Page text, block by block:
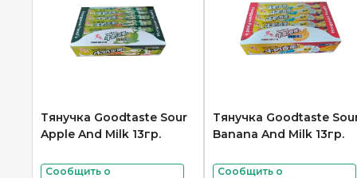
Тянучка Goodtaste Sour
Apple And Milk 13гр.
Сообщить о
Тянучка Goodtaste
Banana And Milk 13гр.
Сообщить о